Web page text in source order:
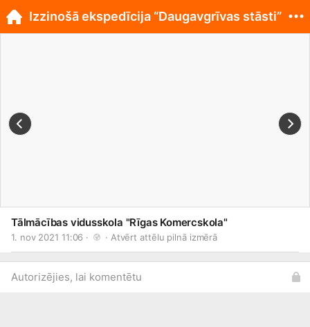
Tālmācības vidusskola "Rīgas Komercskola"
1. nov 2021 11:06 · · Atvērt attēlu pilnā izmērā
Autorizējies, lai komentētu
Izzinošā ekspedīcija “Daugavgrīvas stāsti”